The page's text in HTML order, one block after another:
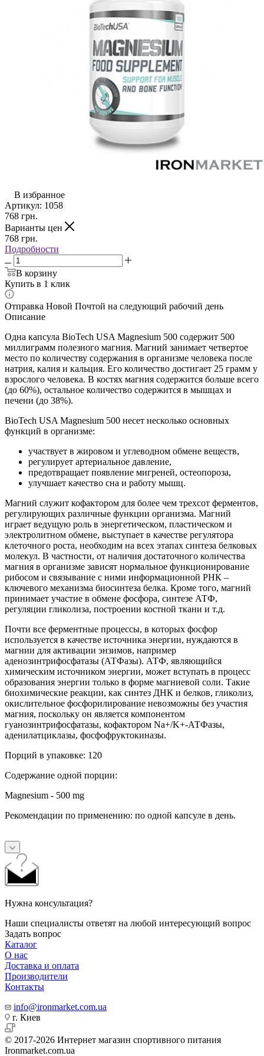
В избранное
Артикул: 1058
768 грн.
Варианты цен
768 грн.
Подробности
В корзину
Купить в 1 клик
Отправка Новой Почтой на следующий рабочий день
Описание
Одна капсула BioTech USA Magnesium 500 содержит 500
миллиграмм полезного магния. Магний занимает четвертое
место по количеству содержания в организме человека после
натрия, калия и кальция. Его количество достигает 25 грамм у
взрослого человека. В костях магния содержится больше всего
(до 60%), остальное количество содержится в мышцах и
печени (до 38%).
BioTech USA Magnesium 500 несет несколько основных
функций в организме:
участвует в жировом и углеводном обмене веществ,
регулирует артериальное давление,
предотвращает появление мигреней, остеопороза,
улучшает качество сна и работу мышц.
Магний служит кофактором для более чем трехсот ферментов,
регулирующих различные функции организма. Магний
играет ведущую роль в энергетическом, пластическом и
электролитном обмене, выступает в качестве регулятора
клеточного роста, необходим на всех этапах синтеза белковых
молекул. В частности, от наличия достаточного количества
магния в организме зависят нормальное функционирование
рибосом и связывание с ними информационной РНК –
ключевого механизма биосинтеза белка. Кроме того, магний
принимает участие в обмене фосфора, синтезе АТФ,
регуляции гликолиза, построении костной ткани и т.д.
Почти все ферментные процессы, в которых фосфор
используется в качестве источника энергии, нуждаются в
магнии для активации энзимов, например
аденозинтрифосфатазы (АТФазы). АТФ, являющийся
химическим источником энергии, может вступать в процесс
образования энергии только в форме магниевой соли. Такие
биохимические реакции, как синтез ДНК и белков, гликолиз,
окислительное фосфорилирование невозможны без участия
магния, поскольку он является компонентом
гуанозинтрифосфатазы, кофактором Na+/K+-АТФазы,
аденилатциклазы, фосфофруктокиназы.
Порций в упаковке: 120
Содержание одной порции:
Magnesium - 500 mg
Рекомендации по применению: по одной капсуле в день.
Нужна консультация?
Наши специалисты ответят на любой интересующий вопрос
Задать вопрос
Каталог
О нас
Доставка и оплата
Производители
Контакты
info@ironmarket.com.ua
г. Киев
© 2017-2026 Интернет магазин спортивного питания
Ironmarket.com.ua